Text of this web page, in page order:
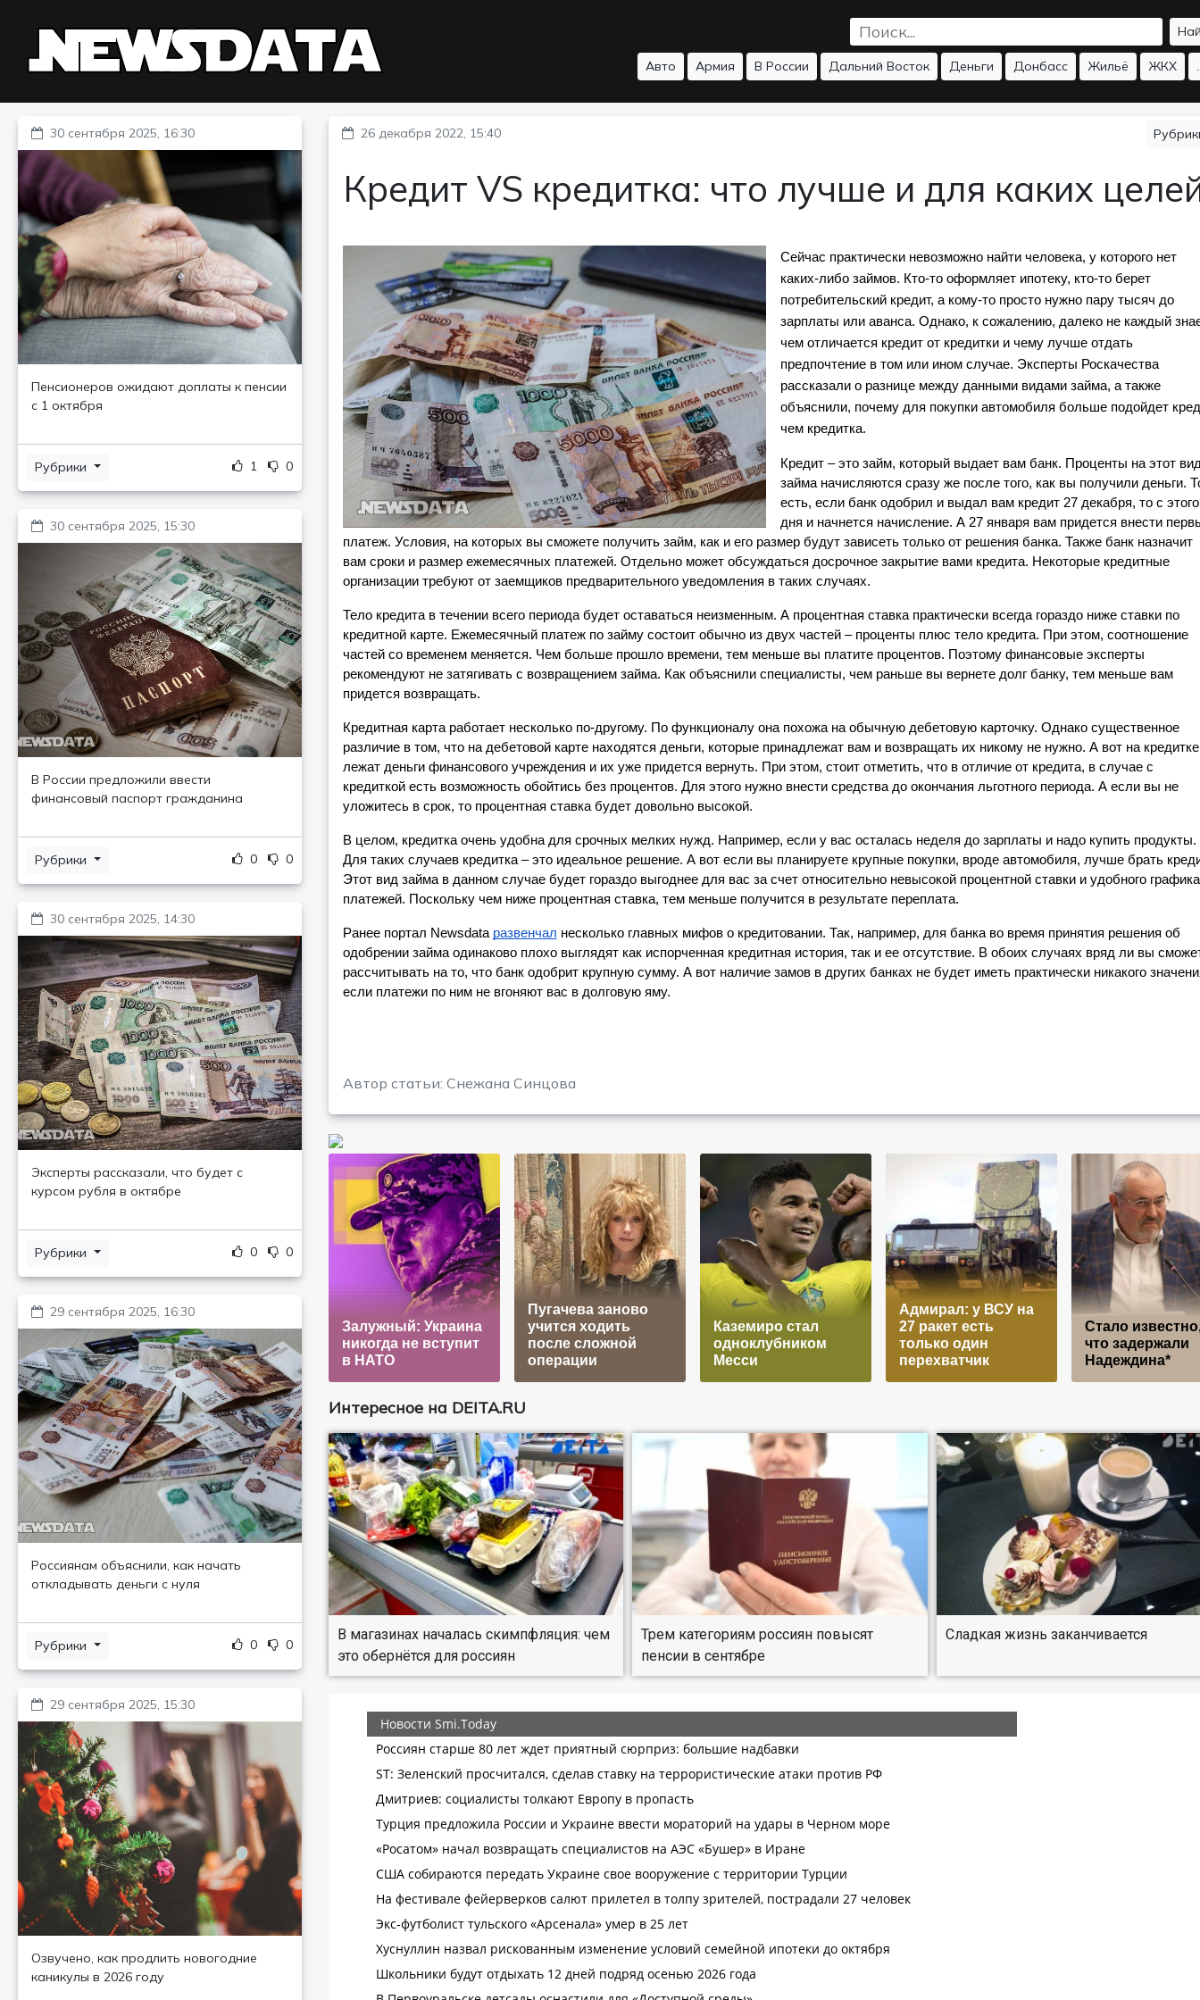
Авто Армия В России Дальний Восток Деньги Донбасс Жильё ЖКХ
30 сентября 2025, 16:30
Пенсионеров ожидают доплаты к пенсии
с 1 октября
Рубрики 1 0
30 сентября 2025, 15:30
В России предложили ввести
финансовый паспорт гражданина
Рубрики 0 0
30 сентября 2025, 14:30
Эксперты рассказали, что будет с
курсом рубля в октябре
Рубрики 0 0
29 сентября 2025, 16:30
Россиянам объяснили, как начать
откладывать деньги с нуля
Рубрики 0 0
29 сентября 2025, 15:30
Озвучено, как продлить новогодние
каникулы в 2026 году
26 декабря 2022, 15:40
Кредит VS кредитка: что лучше и для каких
Сейчас практически невозможно найти человека, у которого нет
каких-либо займов. Кто-то оформляет ипотеку, кто-то берет
потребительский кредит, а кому-то просто нужно пару тысяч до
зарплаты или аванса. Однако, к сожалению, далеко не каждый
чем отличается кредит от кредитки и чему лучше отдать
предпочтение в том или ином случае. Эксперты Роскачества
рассказали о разнице между данными видами займа, а также
объяснили, почему для покупки автомобиля больше подойдет
чем кредитка.
Кредит – это займ, который выдает вам банк. Проценты на этот
займа начисляются сразу же после того, как вы получили деньги.
есть, если банк одобрил и выдал вам кредит 27 декабря, то с этого
дня и начнется начисление. А 27 января вам придется внести
платеж. Условия, на которых вы сможете получить займ, как и его размер будут зависеть только от решения банка. Также банк назначит
вам сроки и размер ежемесячных платежей. Отдельно может обсуждаться досрочное закрытие вами кредита. Некоторые кредитные
организации требуют от заемщиков предварительного уведомления в таких случаях.
Тело кредита в течении всего периода будет оставаться неизменным. А процентная ставка практически всегда гораздо ниже ставки по
кредитной карте. Ежемесячный платеж по займу состоит обычно из двух частей – проценты плюс тело кредита. При этом, соотношение
частей со временем меняется. Чем больше прошло времени, тем меньше вы платите процентов. Поэтому финансовые эксперты
рекомендуют не затягивать с возвращением займа. Как объяснили специалисты, чем раньше вы вернете долг банку, тем меньше вам
придется возвращать.
Кредитная карта работает несколько по-другому. По функционалу она похожа на обычную дебетовую карточку. Однако существенное
различие в том, что на дебетовой карте находятся деньги, которые принадлежат вам и возвращать их никому не нужно. А вот на кредитке
лежат деньги финансового учреждения и их уже придется вернуть. При этом, стоит отметить, что в отличие от кредита, в случае с
кредиткой есть возможность обойтись без процентов. Для этого нужно внести средства до окончания льготного периода. А если вы не
уложитесь в срок, то процентная ставка будет довольно высокой.
В целом, кредитка очень удобна для срочных мелких нужд. Например, если у вас осталась неделя до зарплаты и надо купить продукты.
Для таких случаев кредитка – это идеальное решение. А вот если вы планируете крупные покупки, вроде автомобиля, лучше брать
Этот вид займа в данном случае будет гораздо выгоднее для вас за счет относительно невысокой процентной ставки и удобного графика
платежей. Поскольку чем ниже процентная ставка, тем меньше получится в результате переплата.
Ранее портал Newsdata развенчал несколько главных мифов о кредитовании. Так, например, для банка во время принятия решения об
одобрении займа одинаково плохо выглядят как испорченная кредитная история, так и ее отсутствие. В обоих случаях вряд ли вы
рассчитывать на то, что банк одобрит крупную сумму. А вот наличие замов в других банках не будет иметь практически никакого
если платежи по ним не вгоняют вас в долговую яму.
Автор статьи: Снежана Синцова
Залужный: Украина
никогда не вступит
в НАТО
Пугачева заново
учится ходить
после сложной
операции
Каземиро стал
одноклубником
Месси
Адмирал: у ВСУ на
27 ракет есть
только один
перехватчик
Стало
что задержали
Надеждина*
Интересное на DEITA.RU
В магазинах началась скимпфляция: чем
это обернётся для россиян
Трем категориям россиян повысят
пенсии в сентябре
Сладкая жизнь заканчивается